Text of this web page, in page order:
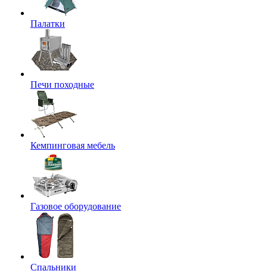
Палатки
Печи походные
Кемпинговая мебель
Газовое оборудование
Спальники